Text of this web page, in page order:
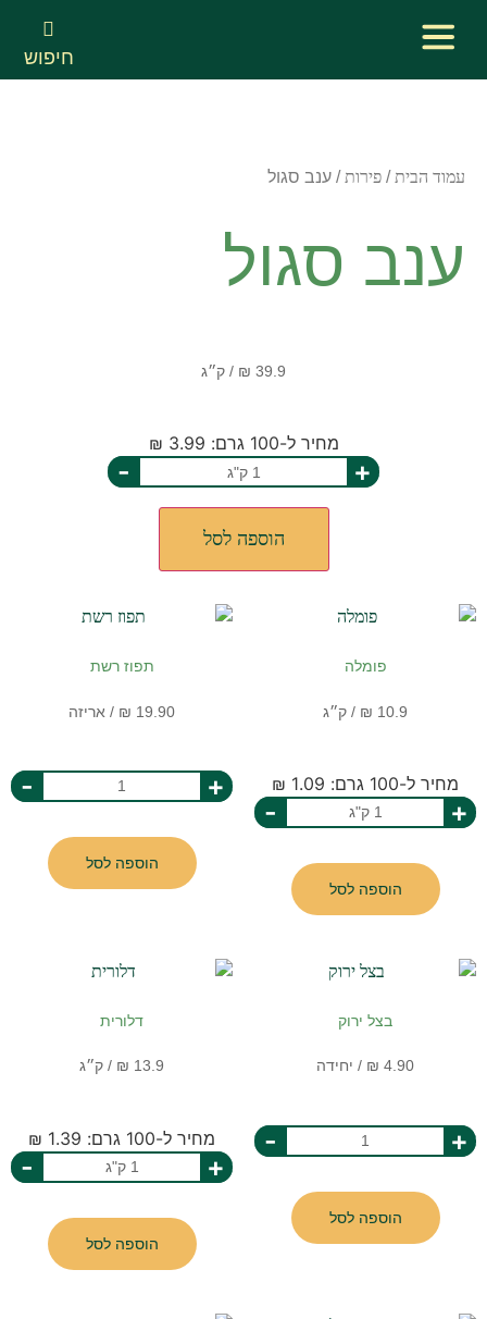
חיפוש
עמוד הבית / פירות / ענב סגול
ענב סגול
מחיר ל-100 גרם: 3.99 ₪
+
-
הוספה לסל
פומלה
מחיר ל-100 גרם: 1.09 ₪
+
-
הוספה לסל
תפוז רשת
+
-
הוספה לסל
בצל ירוק
+
-
הוספה לסל
דלורית
מחיר ל-100 גרם: 1.39 ₪
+
-
הוספה לסל